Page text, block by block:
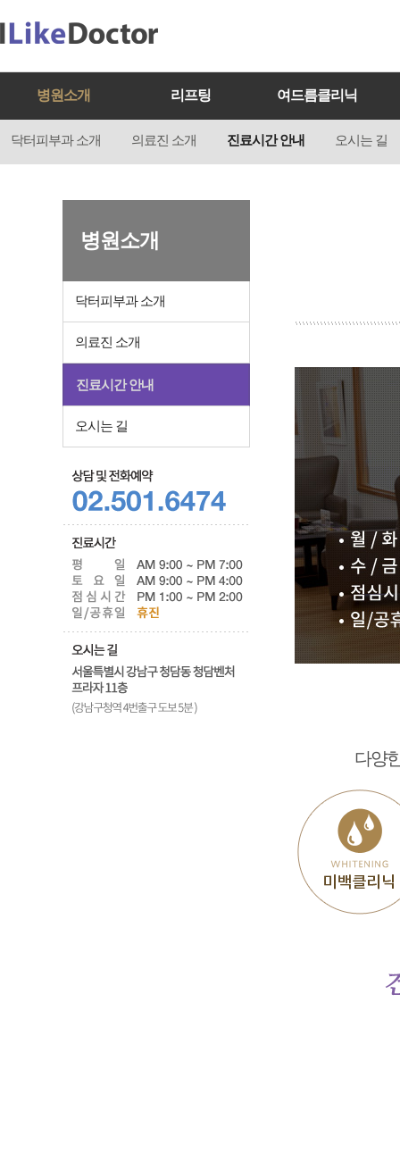
병원소개
닥터피부과 소개 의료진 소개 진료시간 안내 오시는 길
리프팅 여드름클리닉
병원소개
닥터피부과 소개
의료진 소개
진료시간 안내
오시는 길
다양